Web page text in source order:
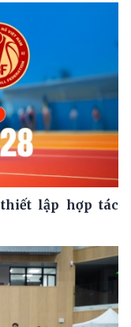
lập hợp tác